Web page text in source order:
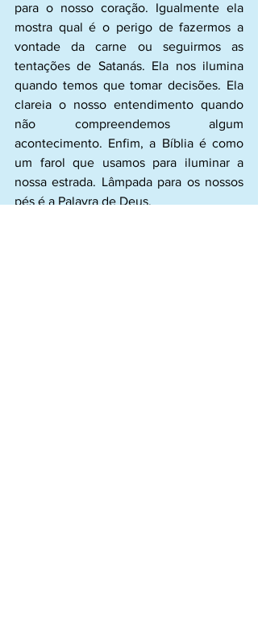
para o nosso coração. Igualmente ela
mostra qual é o perigo de fazermos a
vontade da carne ou seguirmos as
tentações de Satanás. Ela nos ilumina
quando temos que tomar decisões. Ela
clareia o nosso entendimento quando
não compreendemos algum
acontecimento. Enfim, a Bíblia é como
um farol que usamos para iluminar a
nossa estrada. Lâmpada para os nossos
pés é a Palavra de Deus.